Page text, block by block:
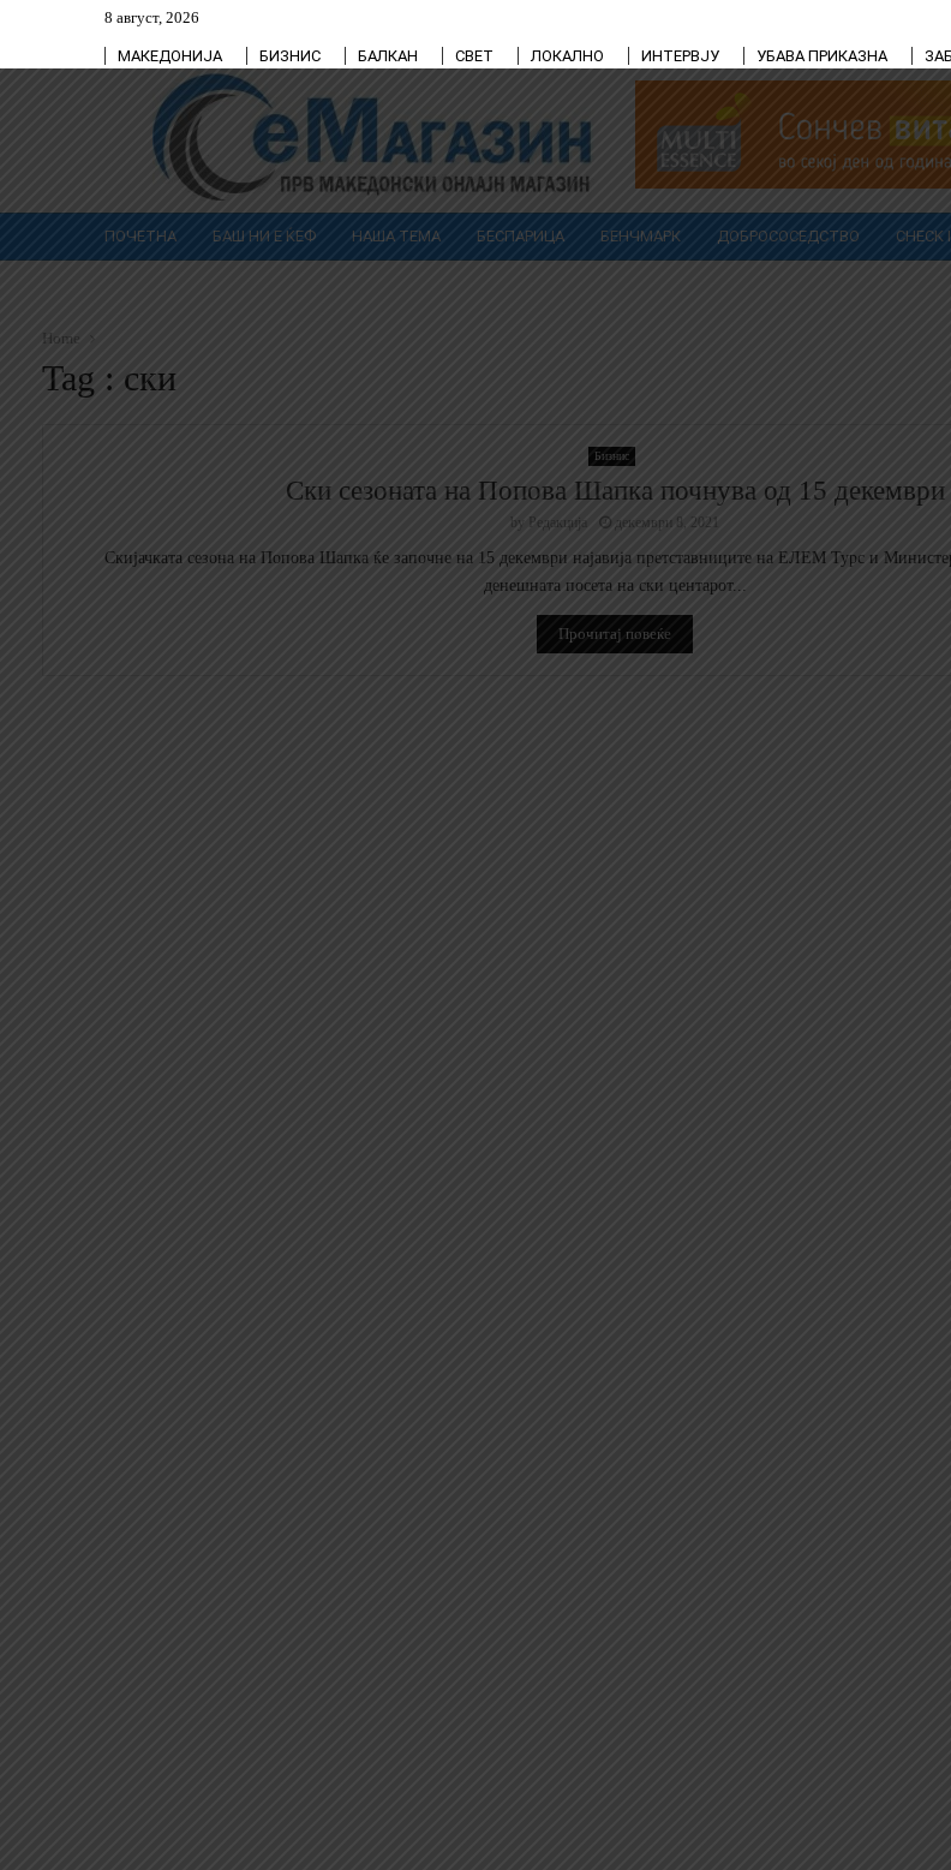
8 август, 2026
МАКЕДОНИЈА БИЗНИС БАЛКАН СВЕТ ЛОКАЛНО ИНТЕРВЈУ УБАВА ПРИКАЗНА
ПОЧЕТНА БАШ НИ Е ЌЕФ НАША ТЕМА БЕСПАРИЦА БЕНЧМАРК ДОБРОСОСЕДСТВО CHECK
Home
Tag : ски
Бизнис
Ски сезоната на Попова Шапка почнува од 15 декември
by Редакција декември 8, 2021
Скијачката сезона на Попова Шапка ќе започне на 15 декември најавија претставниците на ЕЛЕМ Турс и
денешната посета на ски центарот...
Прочитај повеќе